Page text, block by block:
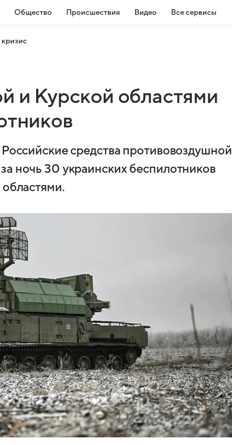
Общество Происшествия Видео Все сервисы
и Курской областями
средства противовоздушной
ночь 30 украинских беспилотников